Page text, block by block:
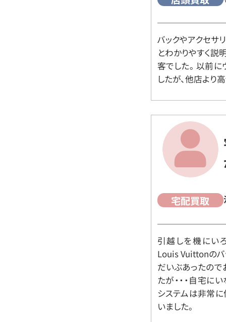
バックやアクセサ
とわかりやすく説
客でした。 以前
したが、他店より
宅配買取
引越しを機にい
Louis Vuittonのバ
だいぶあったので
たが・・・自宅に
システムは非常に
いました。